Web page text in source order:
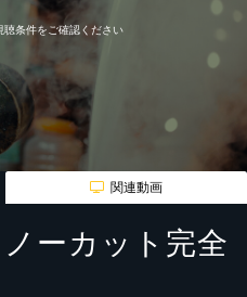
聴条件をご確認ください
関連動画
ーカット完全